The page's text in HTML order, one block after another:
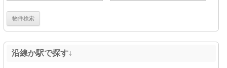
沿線か駅で探す↓